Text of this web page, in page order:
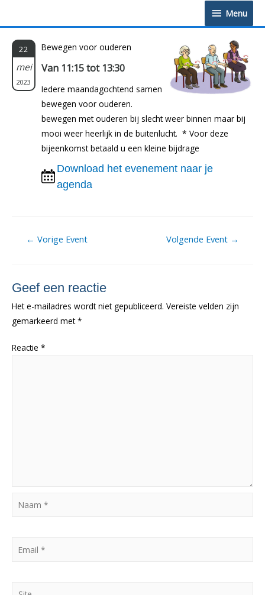
Menu
Menu
22
mei
2023
Bewegen voor ouderen
Van 11:15 tot 13:30
Iedere maandagochtend samen
bewegen voor ouderen.
bewegen met ouderen bij slecht weer binnen maar bij
mooi weer heerlijk in de buitenlucht. * Voor deze
bijeenkomst betaald u een kleine bijdrage
Download het evenement naar je
agenda
Berichtnavigatie
← Vorige Event Volgende Event →
Geef een reactie
Het e-mailadres wordt niet gepubliceerd. Vereiste velden zijn
gemarkeerd met*
Reactie *
Naam